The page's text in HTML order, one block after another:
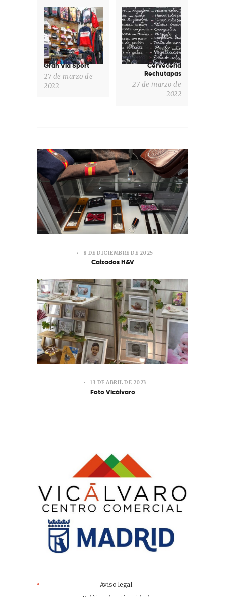
Previous
post:
Gran Vía Sport
27 de marzo de
2022
Next
post:
Cervecería
Rechutapas
27 de marzo de
2022
8 DE DICIEMBRE DE 2025
Calzados H&V
13 DE ABRIL DE 2023
Foto Vicálvaro
Aviso legal